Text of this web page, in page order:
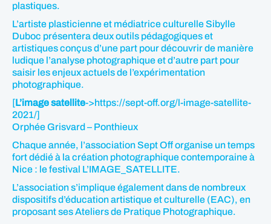
plastiques.
L’artiste plasticienne et médiatrice culturelle Sibylle
Duboc présentera deux outils pédagogiques et
artistiques conçus d’une part pour découvrir de manière
ludique l’analyse photographique et d’autre part pour
saisir les enjeux actuels de l’expérimentation
photographique.
[L’image satellite->https://sept-off.org/l-image-satellite-
2021/]
Orphée Grisvard – Ponthieux
Chaque année, l’association Sept Off organise un temps
fort dédié à la création photographique contemporaine à
Nice : le festival L’IMAGE_SATELLITE.
L’association s’implique également dans de nombreux
dispositifs d’éducation artistique et culturelle (EAC), en
proposant ses Ateliers de Pratique Photographique.